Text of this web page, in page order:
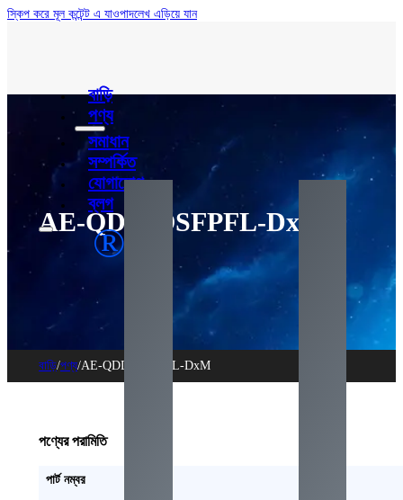
স্কিপ করে মূল কন্টেন্ট এ যাওপাদলেখ এড়িয়ে যান
®
বাড়ি
পণ্য
সমাধান
সম্পর্কিত
যোগাযোগ
ব্লগ
AE-QDD-OSFPFL-DxM
বাড়ি/পণ্য/AE-QDD-OSFPFL-DxM
পণ্যের পরামিতি
পার্ট নম্বর